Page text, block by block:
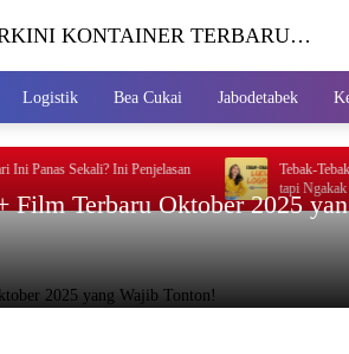
KONTAINER TERBARU
Logistik Bea Cukai Jabodetabek
Panas Sekali? Ini Penjelasan
Tebak-
tapi Ngakak
Film Terbaru Oktober 2025